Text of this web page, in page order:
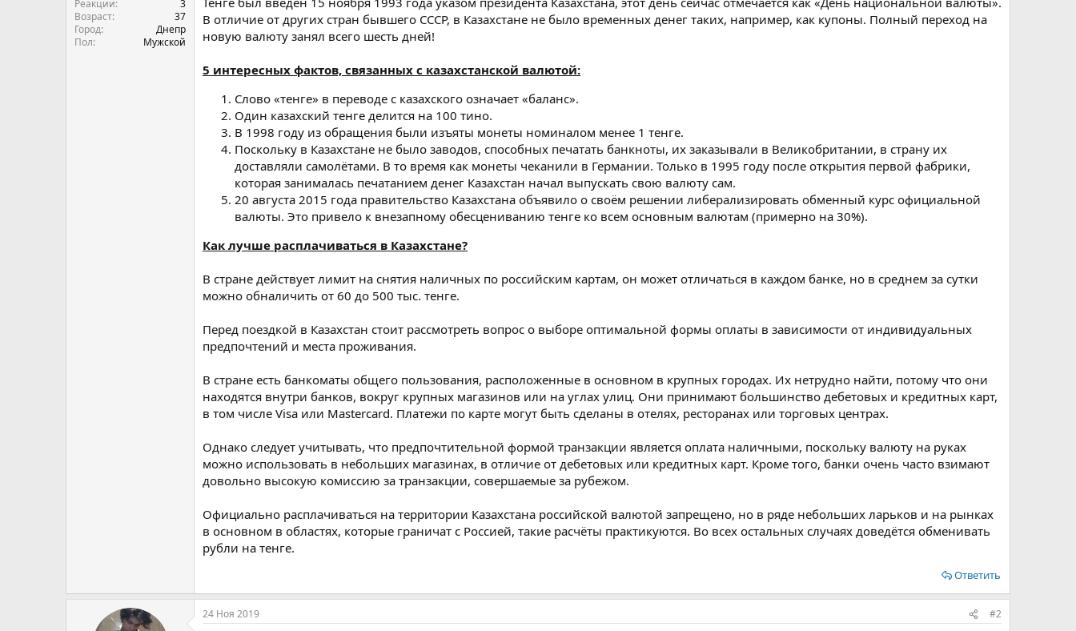
Реакции
3
Возраст
37
Город
Днепр
Пол
Мужской
В отличие от других стран бывшего СССР, в Казахстане не было временных денег таких, например, как купоны. Полный переход на
новую валюту занял всего шесть дней!
5 интересных фактов, связанных с казахстанской валютой:
Слово «тенге» в переводе с казахского означает «баланс».
Один казахский тенге делится на 100 тино.
В 1998 году из обращения были изъяты монеты номиналом менее 1 тенге.
Поскольку в Казахстане не было заводов, способных печатать банкноты, их заказывали в Великобритании, в страну их
доставляли самолётами. В то время как монеты чеканили в Германии. Только в 1995 году после открытия первой фабрики,
которая занималась печатанием денег Казахстан начал выпускать свою валюту сам.
20 августа 2015 года правительство Казахстана объявило о своём решении либерализировать обменный курс официальной
валюты. Это привело к внезапному обесцениванию тенге ко всем основным валютам (примерно на 30%).
Как лучше расплачиваться в Казахстане?
В стране действует лимит на снятия наличных по российским картам, он может отличаться в каждом банке, но в среднем за сутки
можно обналичить от 60 до 500 тыс. тенге.
Перед поездкой в Казахстан стоит рассмотреть вопрос о выборе оптимальной формы оплаты в зависимости от индивидуальных
предпочтений и места проживания.
В стране есть банкоматы общего пользования, расположенные в основном в крупных городах. Их нетрудно найти, потому что они
находятся внутри банков, вокруг крупных магазинов или на углах улиц. Они принимают большинство дебетовых и кредитных карт,
в том числе Visa или Mastercard. Платежи по карте могут быть сделаны в отелях, ресторанах или торговых центрах.
Однако следует учитывать, что предпочтительной формой транзакции является оплата наличными, поскольку валюту на руках
можно использовать в небольших магазинах, в отличие от дебетовых или кредитных карт. Кроме того, банки очень часто взимают
довольно высокую комиссию за транзакции, совершаемые за рубежом.
Официально расплачиваться на территории Казахстана российской валютой запрещено, но в ряде небольших ларьков и на рынках
в основном в областях, которые граничат с Россией, такие расчёты практикуются. Во всех остальных случаях доведётся обменивать
рубли на тенге.
Ответить
24 Ноя 2019 #2